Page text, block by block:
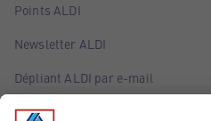
Points ALDI
Newsletter ALDI
Dépliant ALDI par e-mail
Offres